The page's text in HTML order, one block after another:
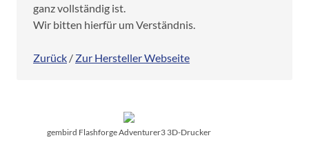
ganz vollständig ist.
Wir bitten hierfür um Verständnis.
Zurück / Zur Hersteller Webseite
gembird Flashforge Adventurer3 3D-Drucker